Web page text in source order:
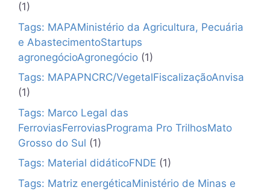
(1)
Tags: MAPAMinistério da Agricultura, Pecuária
e AbastecimentoStartups
agronegócioAgronegócio (1)
Tags: MAPAPNCRC/VegetalFiscalizaçãoAnvisa
(1)
Tags: Marco Legal das
FerroviasFerroviasPrograma Pro TrilhosMato
Grosso do Sul (1)
Tags: Material didáticoFNDE (1)
Tags: Matriz energéticaMinistério de Minas e